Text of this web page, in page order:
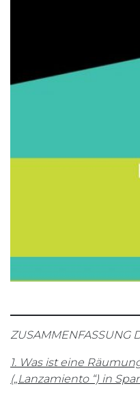
ZUSAMMENFASSUNG
1. Was ist eine
(„Lanzamiento “) in